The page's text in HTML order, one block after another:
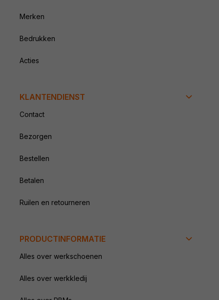
Merken
Bedrukken
Acties
KLANTENDIENST
Contact
Bezorgen
Bestellen
Betalen
Ruilen en retourneren
PRODUCTINFORMATIE
Alles over werkschoenen
Alles over werkkledij